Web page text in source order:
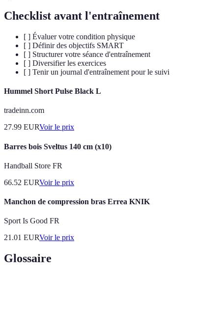
Checklist avant l'entraînement
[ ] Évaluer votre condition physique
[ ] Définir des objectifs SMART
[ ] Structurer votre séance d'entraînement
[ ] Diversifier les exercices
[ ] Tenir un journal d'entraînement pour le suivi
Hummel Short Pulse Black L
tradeinn.com
27.99 EURVoir le prix
Barres bois Sveltus 140 cm (x10)
Handball Store FR
66.52 EURVoir le prix
Manchon de compression bras Errea KNIK
Sport Is Good FR
21.01 EURVoir le prix
Glossaire